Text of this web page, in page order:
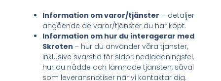
Information om varor/tjänster – detaljer
angående de varor/tjänster du har köpt.
Information om hur du interagerar med
Skroten – hur du använder våra tjänster,
inklusive svarstid för sidor, nedladdningsfel,
hur du nådde och lämnade tjänsten, såväl
som leveransnotiser när vi kontaktar dig.